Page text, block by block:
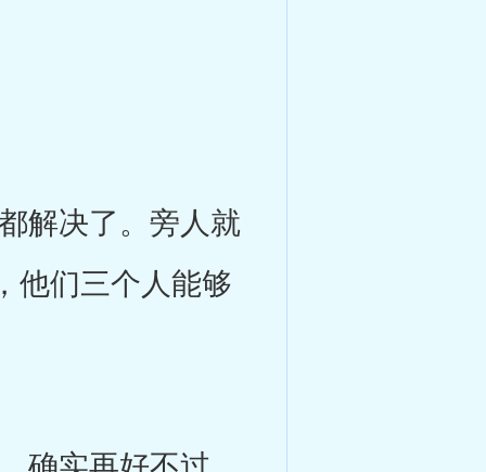
决了。旁人就
他们三个人能够
实再好不过